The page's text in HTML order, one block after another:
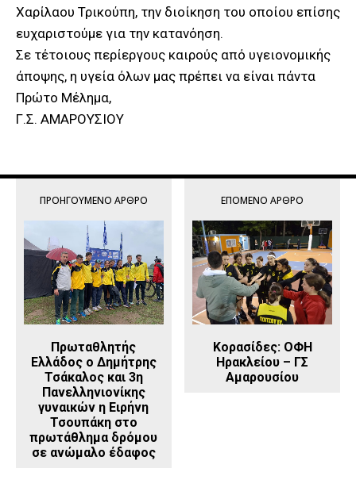
Χαρίλαου Τρικούπη, την διοίκηση του οποίου επίσης
ευχαριστούμε για την κατανόηση.
Σε τέτοιους περίεργους καιρούς από υγειονομικής
άποψης, η υγεία όλων μας πρέπει να είναι πάντα
Πρώτο Μέλημα,
Γ.Σ. ΑΜΑΡΟΥΣΙΟΥ
ΠΡΟΗΓΟΎΜΕΝΟ ΆΡΘΡΟ
Πρωταθλητής
Ελλάδος ο Δημήτρης
Τσάκαλος και 3η
Πανελληνιονίκης
γυναικών η Ειρήνη
Τσουπάκη στο
πρωτάθλημα δρόμου
σε ανώμαλο έδαφος
ΕΠΌΜΕΝΟ ΆΡΘΡΟ
Κορασίδες: ΟΦΗ
Ηρακλείου – ΓΣ
Αμαρουσίου